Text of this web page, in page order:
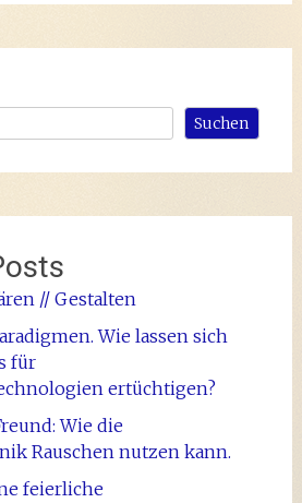
Suchen
// Gestalten
Wie lassen sich
für
ertüchtigen?
Wie die
Rauschen nutzen kann.
feierliche